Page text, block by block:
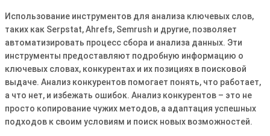
Использование инструментов для анализа ключевых слов,
таких как Serpstat, Ahrefs, Semrush и другие, позволяет
автоматизировать процесс сбора и анализа данных. Эти
инструменты предоставляют подробную информацию о
ключевых словах, конкурентах и их позициях в поисковой
выдаче. Анализ конкурентов помогает понять, что работает,
а что нет, и избежать ошибок. Анализ конкурентов – это не
просто копирование чужих методов, а адаптация успешных
подходов к своим условиям и поиск новых возможностей.